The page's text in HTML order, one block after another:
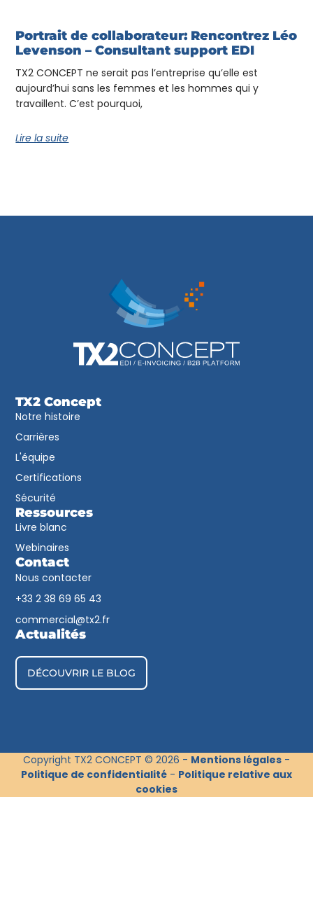
Portrait de collaborateur: Rencontrez Léo
Levenson – Consultant support EDI
TX2 CONCEPT ne serait pas l’entreprise qu’elle est
aujourd’hui sans les femmes et les hommes qui y
travaillent. C’est pourquoi,
Lire la suite
TX2 Concept
Notre histoire
Carrières
L'équipe
Certifications
Sécurité
Ressources
Livre blanc
Webinaires
Contact
Nous contacter
+33 2 38 69 65 43​
commercial@tx2.fr
Actualités
DÉCOUVRIR LE BLOG
Copyright TX2 CONCEPT © 2026 - Mentions légales -
Politique de confidentialité - Politique relative aux
cookies